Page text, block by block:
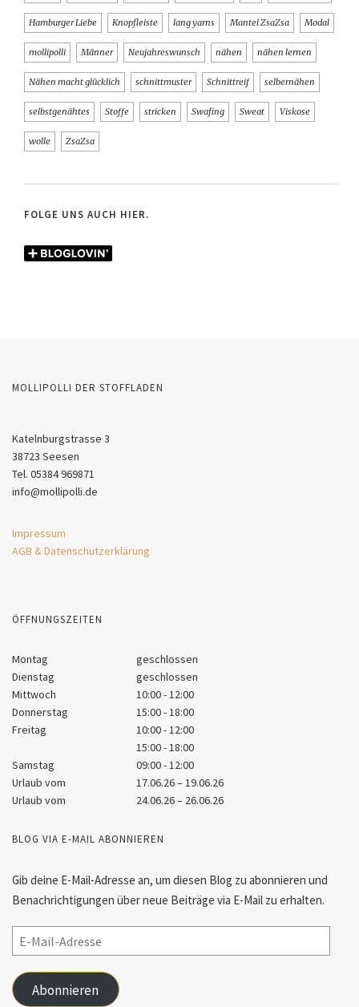
Hamburger Liebe Knopfleiste lang yarns Mantel ZsaZsa Modal
mollipolli Männer Neujahreswunsch nähen nähen lernen
Nähen macht glücklich schnittmuster Schnittreif selbernähen
selbstgenähtes Stoffe stricken Swafing Sweat Viskose
wolle ZsaZsa
FOLGE UNS AUCH HIER.
MOLLIPOLLI DER STOFFLADEN
Katelnburgstrasse 3
38723 Seesen
Tel. 05384 969871
info@mollipolli.de
Impressum
AGB & Datenschutzerklärung
ÖFFNUNGSZEITEN
Montag
geschlossen
Dienstag
geschlossen
Mittwoch
10:00 - 12:00
Donnerstag
15:00 - 18:00
Freitag
10:00 - 12:00
15:00 - 18:00
Samstag
09:00 - 12:00
Urlaub vom
17.06.26 – 19.06.26
Urlaub vom
24.06.26 – 26.06.26
BLOG VIA E-MAIL ABONNIEREN
Gib deine E-Mail-Adresse an, um diesen Blog zu abonnieren und
Benachrichtigungen über neue Beiträge via E-Mail zu erhalten.
Abonnieren